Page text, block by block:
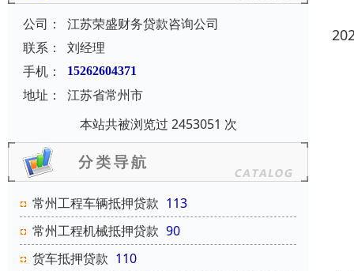
公司：
江苏荣盛财务贷款咨询公司
联系：
刘经理
手机：
15262604371
地址：
江苏省常州市
本站共被浏览过 2453051 次
常州工程车辆抵押贷款 113
常州工程机械抵押贷款 90
货车抵押贷款 110